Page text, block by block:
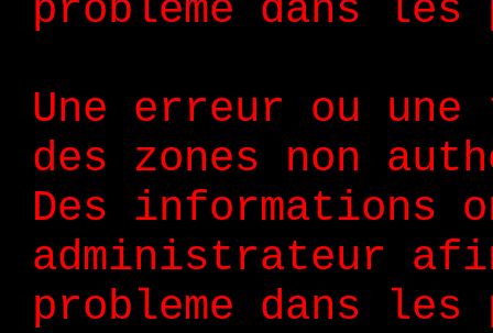
probleme dans
Une erreur ou
des zones non
Des informations
administrateur
probleme dans